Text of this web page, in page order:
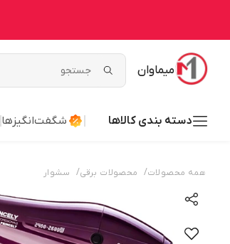
میماوان
دسته بندی کالاها شگفت‌انگیزها
همه محصولات/ محصولات برقی/ سشوار